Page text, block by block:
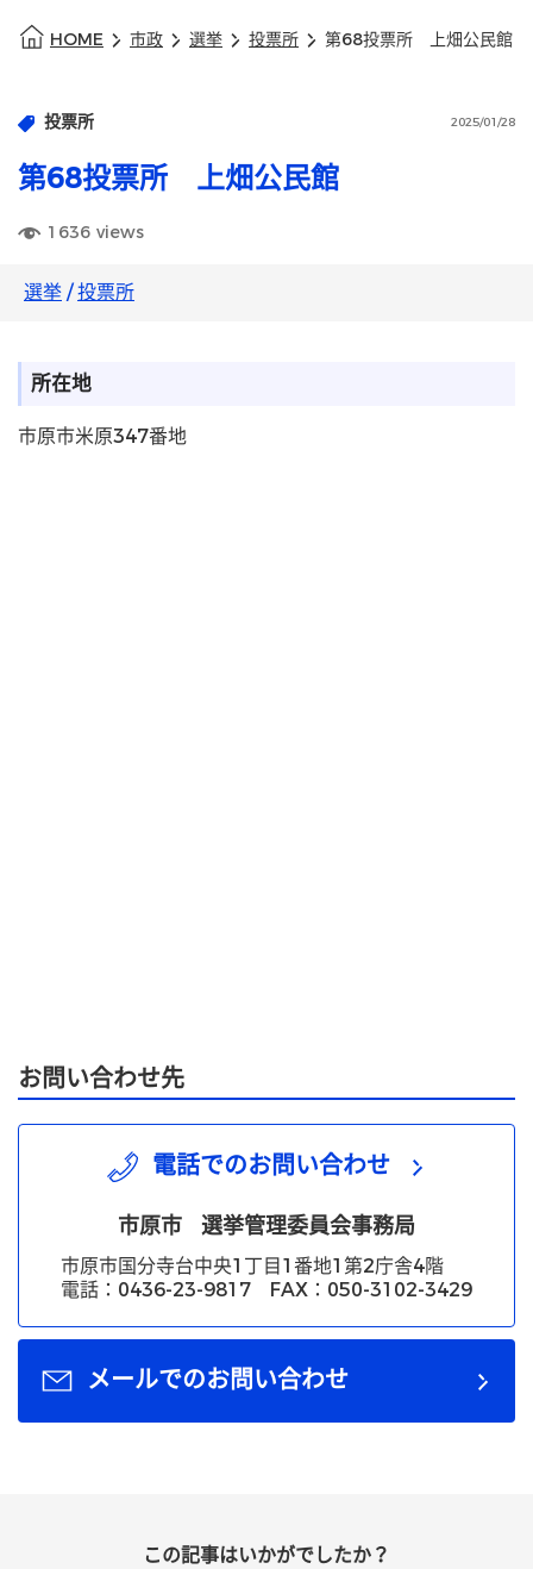
HOME 市政 選挙 投票所 第68投票所 上畑公民館
投票所 2025/01/28
第68投票所 上畑公民館
1636 views
選挙/投票所
所在地
市原市米原347番地
お問い合わせ先
電話でのお問い合わせ
市原市 選挙管理委員会事務局
市原市国分寺台中央1丁目1番地1第2庁舎4階
電話：0436-23-9817 FAX：050-3102-3429
メールでのお問い合わせ
この記事はいかがでしたか？